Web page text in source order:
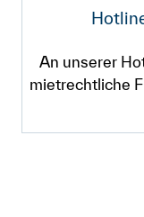
An unserer
mietrechtliche